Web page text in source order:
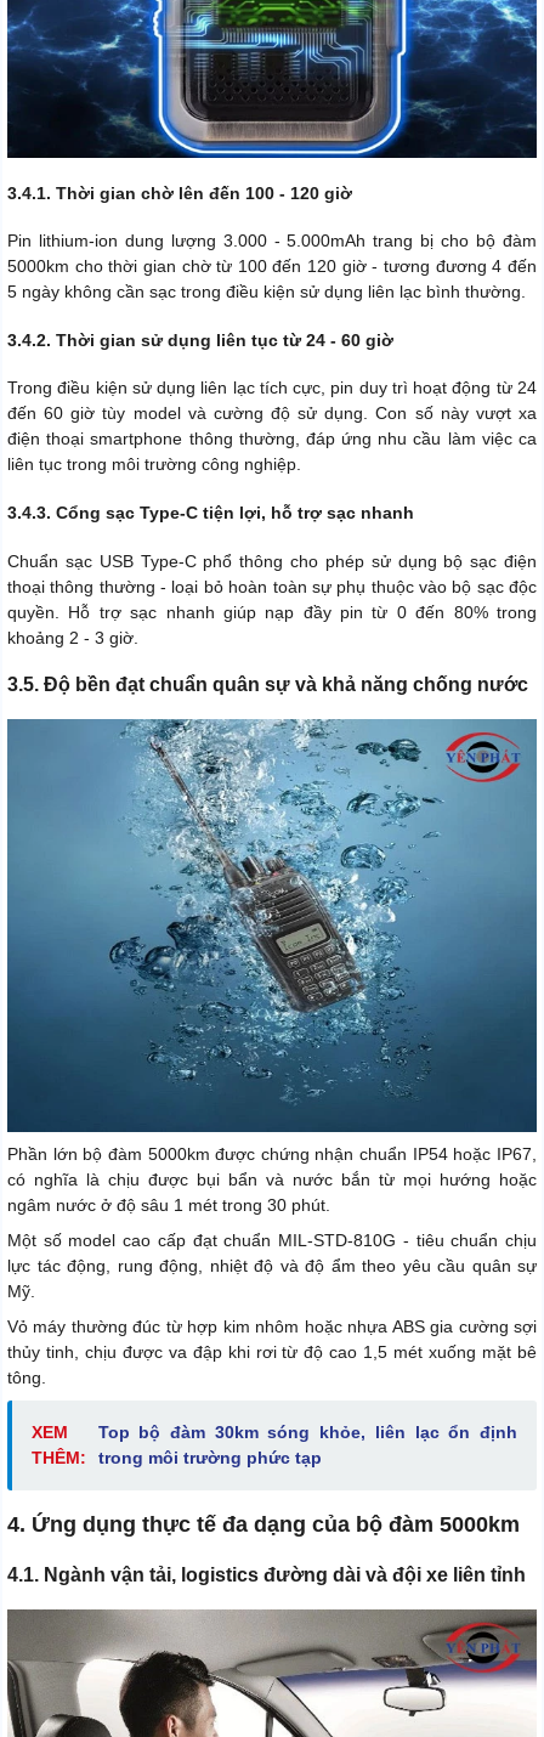
3.4.1. Thời gian chờ lên đến 100 - 120 giờ
Pin lithium-ion dung lượng 3.000 - 5.000mAh trang bị cho bộ đàm
5000km cho thời gian chờ từ 100 đến 120 giờ - tương đương 4 đến
5 ngày không cần sạc trong điều kiện sử dụng liên lạc bình thường.
3.4.2. Thời gian sử dụng liên tục từ 24 - 60 giờ
Trong điều kiện sử dụng liên lạc tích cực, pin duy trì hoạt động từ 24
đến 60 giờ tùy model và cường độ sử dụng. Con số này vượt xa
điện thoại smartphone thông thường, đáp ứng nhu cầu làm việc ca
liên tục trong môi trường công nghiệp.
3.4.3. Cổng sạc Type-C tiện lợi, hỗ trợ sạc nhanh
Chuẩn sạc USB Type-C phổ thông cho phép sử dụng bộ sạc điện
thoại thông thường - loại bỏ hoàn toàn sự phụ thuộc vào bộ sạc độc
quyền. Hỗ trợ sạc nhanh giúp nạp đầy pin từ 0 đến 80% trong
khoảng 2 - 3 giờ.
3.5. Độ bền đạt chuẩn quân sự và khả năng chống nước
Phần lớn bộ đàm 5000km được chứng nhận chuẩn IP54 hoặc IP67,
có nghĩa là chịu được bụi bẩn và nước bắn từ mọi hướng hoặc
ngâm nước ở độ sâu 1 mét trong 30 phút.
Một số model cao cấp đạt chuẩn MIL-STD-810G - tiêu chuẩn chịu
lực tác động, rung động, nhiệt độ và độ ẩm theo yêu cầu quân sự
Mỹ.
Vỏ máy thường đúc từ hợp kim nhôm hoặc nhựa ABS gia cường sợi
thủy tinh, chịu được va đập khi rơi từ độ cao 1,5 mét xuống mặt bê
tông.
XEM
THÊM:
Top bộ đàm 30km sóng khỏe, liên lạc ổn định
trong môi trường phức tạp
4. Ứng dụng thực tế đa dạng của bộ đàm 5000km
4.1. Ngành vận tải, logistics đường dài và đội xe liên tỉnh